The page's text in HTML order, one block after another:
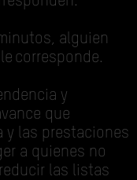
alguien
corresponde.
y
que
y las prestaciones
a quienes no
las listas